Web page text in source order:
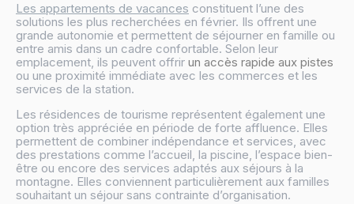
Les appartements de vacances constituent l’une des
solutions les plus recherchées en février. Ils offrent une
grande autonomie et permettent de séjourner en famille ou
entre amis dans un cadre confortable. Selon leur
emplacement, ils peuvent offrir un accès rapide aux pistes
ou une proximité immédiate avec les commerces et les
services de la station.
Les résidences de tourisme représentent également une
option très appréciée en période de forte affluence. Elles
permettent de combiner indépendance et services, avec
des prestations comme l’accueil, la piscine, l’espace bien-
être ou encore des services adaptés aux séjours à la
montagne. Elles conviennent particulièrement aux familles
souhaitant un séjour sans contrainte d’organisation.